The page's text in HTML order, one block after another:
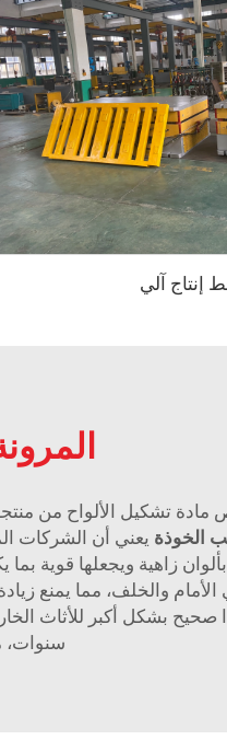
إنتاج آلي
الخوذة يعني أن الشركات
والخلف، مما يمنع
صحيح بشكل أكبر للأثاث
سنوات،